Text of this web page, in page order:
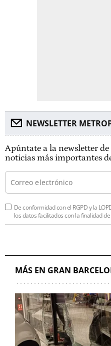
NEWSLETTER
Apúntate a la newsletter
noticias más importantes
De conformidad con el RGPD y la
los datos facilitados con la finalidad
MÁS EN GRAN